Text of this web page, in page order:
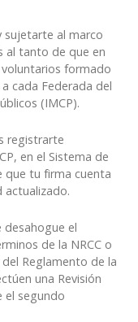
sujetarte al marco
al tanto de que en
formado
cada Federada del
(IMCP).
registrarte
en el Sistema de
que tu firma cuenta
actualizado.
desahogue el
de la NRCC o
Reglamento de la
una Revisión
el segundo